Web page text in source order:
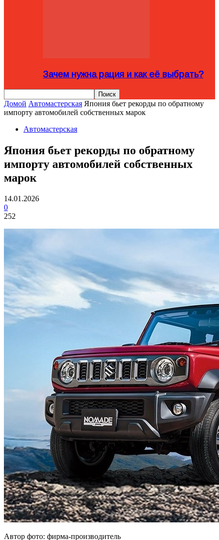
Зачем нужна рация и как её выбрать?
Домой Автомастерская Япония бьет рекорды по обратному
импорту автомобилей собственных марок
Автомастерская
Япония бьет рекорды по обратному
импорту автомобилей собственных
марок
14.01.2026
0
252
Автор фото: фирма-производитель